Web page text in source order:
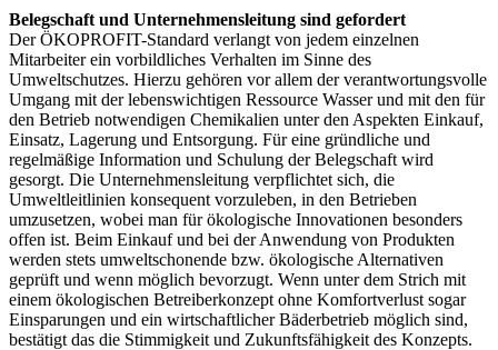
Belegschaft und Unternehmensleitung sind gefordert
Der ÖKOPROFIT-Standard verlangt von jedem einzelnen
Mitarbeiter ein vorbildliches Verhalten im Sinne des
Umweltschutzes. Hierzu gehören vor allem der verantwortungsvolle
Umgang mit der lebenswichtigen Ressource Wasser und mit den für
den Betrieb notwendigen Chemikalien unter den Aspekten Einkauf,
Einsatz, Lagerung und Entsorgung. Für eine gründliche und
regelmäßige Information und Schulung der Belegschaft wird
gesorgt. Die Unternehmensleitung verpflichtet sich, die
Umweltleitlinien konsequent vorzuleben, in den Betrieben
umzusetzen, wobei man für ökologische Innovationen besonders
offen ist. Beim Einkauf und bei der Anwendung von Produkten
werden stets umweltschonende bzw. ökologische Alternativen
geprüft und wenn möglich bevorzugt. Wenn unter dem Strich mit
einem ökologischen Betreiberkonzept ohne Komfortverlust sogar
Einsparungen und ein wirtschaftlicher Bäderbetrieb möglich sind,
bestätigt das die Stimmigkeit und Zukunftsfähigkeit des Konzepts.